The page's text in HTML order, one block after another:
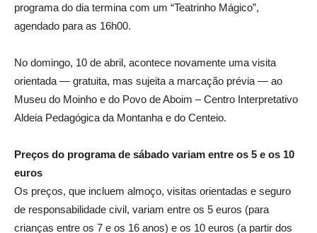
programa do dia termina com um “Teatrinho Mágico”,
agendado para as 16h00.
No domingo, 10 de abril, acontece novamente uma visita
orientada — gratuita, mas sujeita a marcação prévia — ao
Museu do Moinho e do Povo de Aboim – Centro Interpretativo
Aldeia Pedagógica da Montanha e do Centeio.
Preços do programa de sábado variam entre os 5 e os 10
euros
Os preços, que incluem almoço, visitas orientadas e seguro
de responsabilidade civil, variam entre os 5 euros (para
crianças entre os 7 e os 16 anos) e os 10 euros (a partir dos